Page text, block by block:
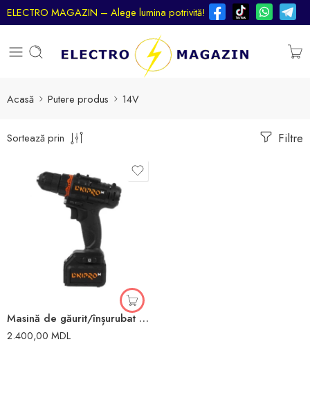
ELECTRO MAGAZIN – Alege lumina potrivită!
Acasă Putere produs 14V
Filtre
Sortează prin
Masină de găurit/înșurubat 14V 1500rpm 1.5Ah Dnipro
2.400,00 MDL